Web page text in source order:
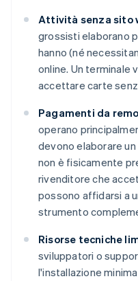
Attività senza sito
grossisti elaborano
hanno (né
online. Un terminale
accettare carte
Pagamenti da
operano
devono elaborare
non è fisicamente
rivenditore che
possono affidarsi a
strumento
Risorse tecniche
sviluppatori o
l'installazione